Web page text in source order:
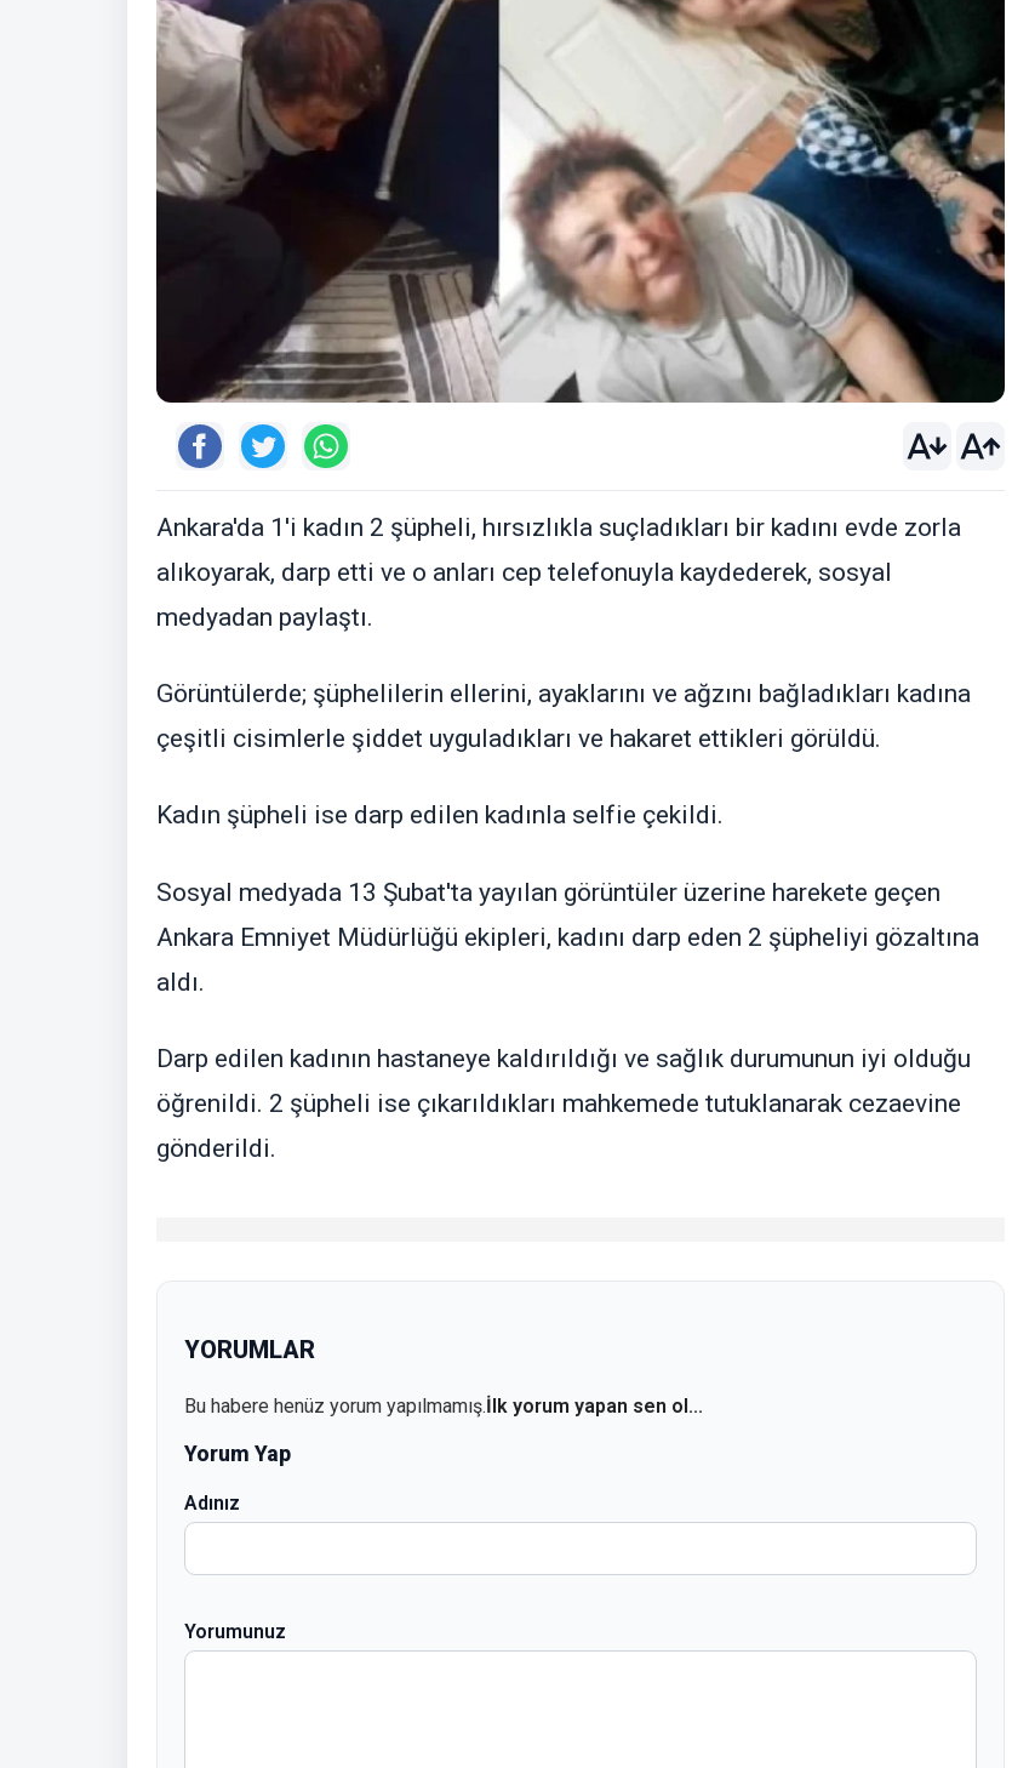
Ankara'da 1'i kadın 2 şüpheli, hırsızlıkla suçladıkları bir kadını evde zorla
alıkoyarak, darp etti ve o anları cep telefonuyla kaydederek, sosyal
medyadan paylaştı.
Görüntülerde; şüphelilerin ellerini, ayaklarını ve ağzını bağladıkları kadına
çeşitli cisimlerle şiddet uyguladıkları ve hakaret ettikleri görüldü.
Kadın şüpheli ise darp edilen kadınla selfie çekildi.
Sosyal medyada 13 Şubat'ta yayılan görüntüler üzerine harekete geçen
Ankara Emniyet Müdürlüğü ekipleri, kadını darp eden 2 şüpheliyi gözaltına
aldı.
Darp edilen kadının hastaneye kaldırıldığı ve sağlık durumunun iyi olduğu
öğrenildi. 2 şüpheli ise çıkarıldıkları mahkemede tutuklanarak cezaevine
gönderildi.
YORUMLAR
Bu habere henüz yorum yapılmamış.İlk yorum yapan sen ol...
Yorum Yap
Adınız
Yorumunuz